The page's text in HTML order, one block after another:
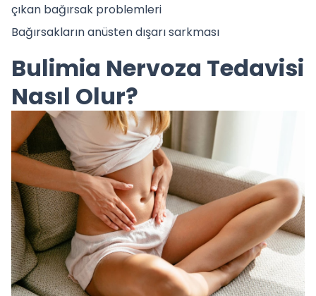
çıkan bağırsak problemleri
Bağırsakların anüsten dışarı sarkması
Bulimia Nervoza Tedavisi
Nasıl Olur?